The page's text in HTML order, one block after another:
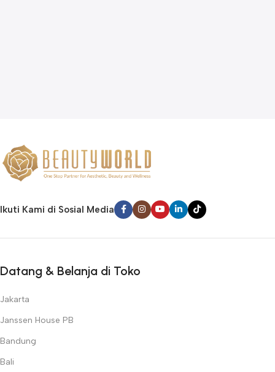
Ikuti Kami di Sosial Media
Datang & Belanja di Toko
Jakarta
Janssen House PB
Bandung
Bali